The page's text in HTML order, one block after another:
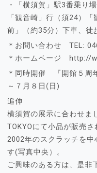
・「横須賀」駅3番乗り
「観音崎」行（須24）
前」（約35分）下車、徒
＊お問い合わせ TEL:
＊ホームページ http://
＊同時開催 『開館５周
～７月８日(日)
追伸
横須賀の展示に合わせま
TOKYOにて小品が販売さ
2002年のスクラッチを
す(写真中央）。
ご興味のある方は、是非